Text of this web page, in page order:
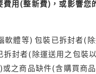
用(整新費)，或影響您
體等) 包裝已拆封者(
封者(除運送用之包裝
之商品缺件(含購買商